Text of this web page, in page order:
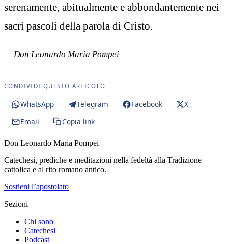
serenamente, abitualmente e abbondantemente nei
sacri pascoli della parola di Cristo.
— Don Leonardo Maria Pompei
CONDIVIDI QUESTO ARTICOLO
WhatsApp Telegram Facebook
X
Email
Copia link
Don Leonardo Maria Pompei
Catechesi, prediche e meditazioni nella fedeltà alla Tradizione
cattolica e al rito romano antico.
Sostieni l’apostolato
Sezioni
Chi sono
Catechesi
Podcast